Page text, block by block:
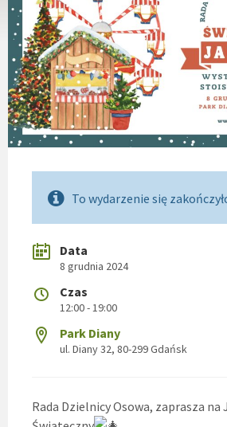
To wydarzenie się
Data
8 grudnia 2024
Czas
12:00 - 19:00
Park Diany
ul. Diany 32, 80-299 Gdańsk
Rada Dzielnicy Osowa, zaprasza na